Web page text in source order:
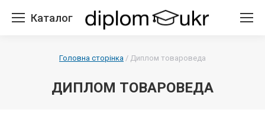
Каталог
Головна сторінка / Диплом товароведа
ДИПЛОМ ТОВАРОВЕДА